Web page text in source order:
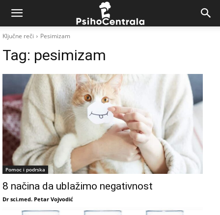
Ključne reči Pesimizam
Tag: pesimizam
Pomoc i podrska
8 načina da ublažimo negativnost
Dr sci.med. Petar Vojvodić